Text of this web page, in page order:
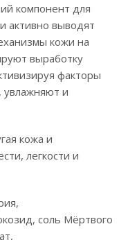
компонент для
активно выводят
кожи на
выработку
факторы
увлажняют и
кожа и
легкости и
соль Мёртвого